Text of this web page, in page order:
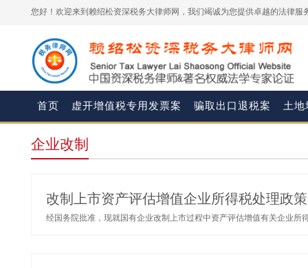
您好！欢迎来到赖绍松资深税务大律师网，我们竭诚为您提供卓越的法律服
首页 虚开增值税专用发票案 骗取出口退税案 土地
企业改制
改制上市资产评估增值企业所得税处理政策
经国务院批准，现就国有企业改制上市过程中资产评估增值有关企业所